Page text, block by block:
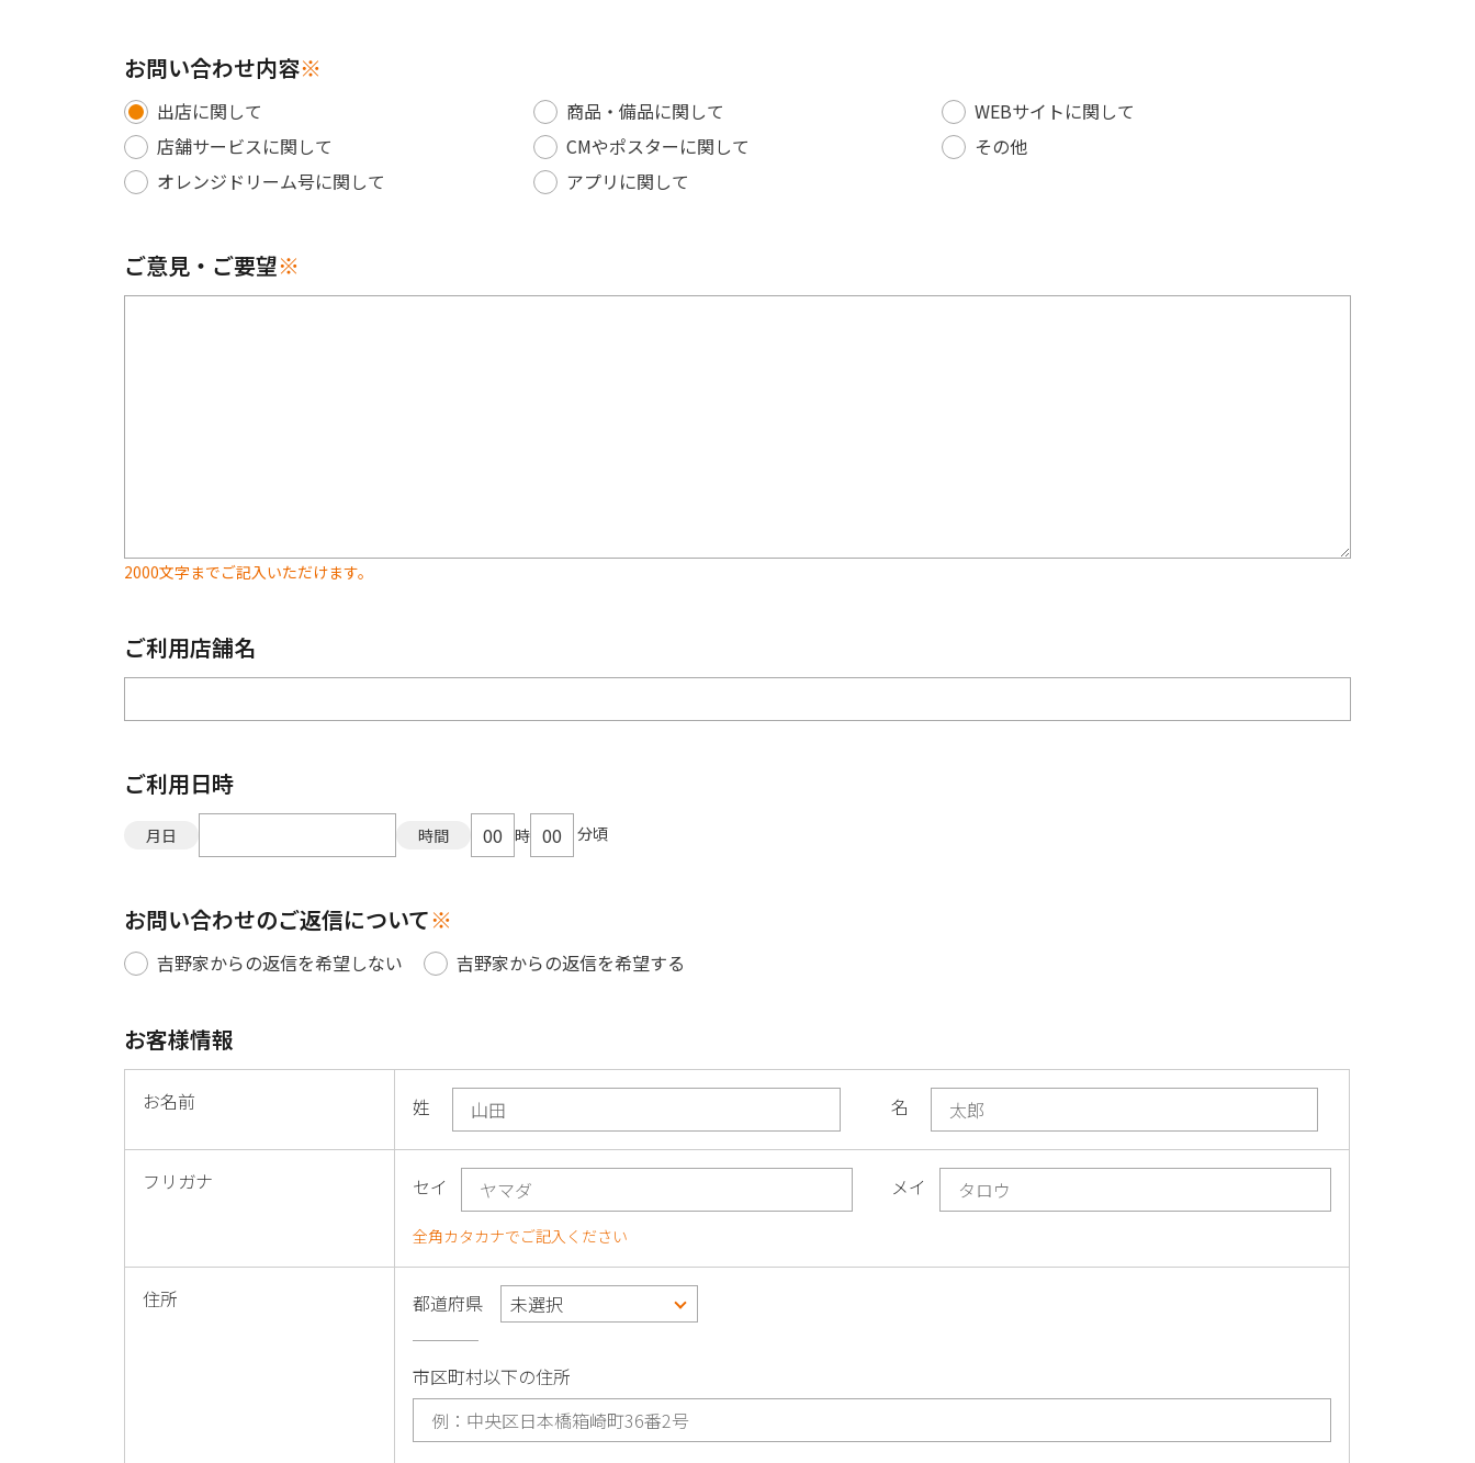
お問い合わせ内容※
出店に関して
店舗サービスに関して
オレンジドリーム号に関して
商品・備品に関して
CMやポスターに関して
アプリに関して
WEBサイトに関して
その他
ご意見・ご要望※
2000文字までご記入いただけます。
ご利用店舗名
ご利用日時
月日 時間 時 分頃
お問い合わせのご返信について※
吉野家からの返信を希望しない 吉野家からの返信を希望する
お客様情報
お名前 姓 名
フリガナ セイ メイ
全角カタカナでご記入ください
住所 都道府県
市区町村以下の住所